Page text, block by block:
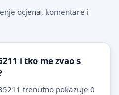
ocjena, komentare i
i tko me zvao s
trenutno pokazuje 0